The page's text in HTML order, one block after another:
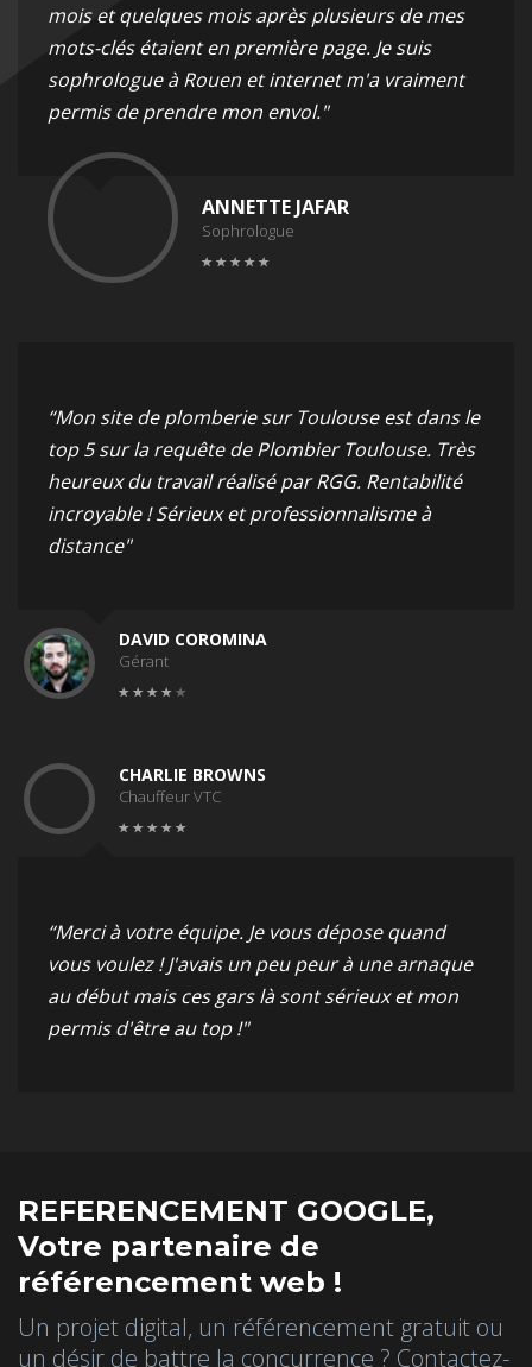
mois et quelques mois après plusieurs de mes
mots-clés étaient en première page. Je suis
sophrologue à Rouen et internet m'a vraiment
permis de prendre mon envol."
ANNETTE JAFAR
Sophrologue
“Mon site de plomberie sur Toulouse est dans le
top 5 sur la requête de Plombier Toulouse. Très
heureux du travail réalisé par RGG. Rentabilité
incroyable ! Sérieux et professionnalisme à
distance"
DAVID COROMINA
Gérant
CHARLIE BROWNS
Chauffeur VTC
“Merci à votre équipe. Je vous dépose quand
vous voulez ! J'avais un peu peur à une arnaque
au début mais ces gars là sont sérieux et mon
permis d'être au top !"
REFERENCEMENT GOOGLE,
Votre partenaire de
référencement web !
Un projet digital, un référencement gratuit ou
un désir de battre la concurrence ? Contactez-